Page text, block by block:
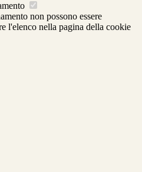
non possono essere
l'elenco nella pagina della cookie